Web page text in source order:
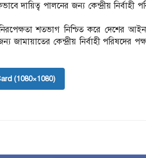
পালনের জন্য কেন্দ্রীয় নির্বাহী
শতভাগ নিশ্চিত করে দেশের
কেন্দ্রীয় নির্বাহী পরিষদের
(1080×1080)